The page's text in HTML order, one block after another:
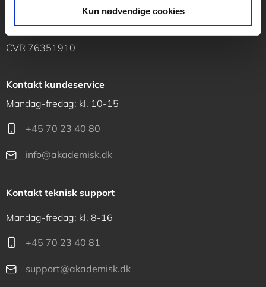
Kun nødvendige cookies
Vognmagergade 11
1120 København K
CVR 76351910
Kontakt kundeservice
Mandag-fredag: kl. 10-15
+45 70 23 40 80
info@akademisk.dk
Kontakt teknisk support
Mandag-fredag: kl. 8-16
+45 70 23 40 81
support@akademisk.dk